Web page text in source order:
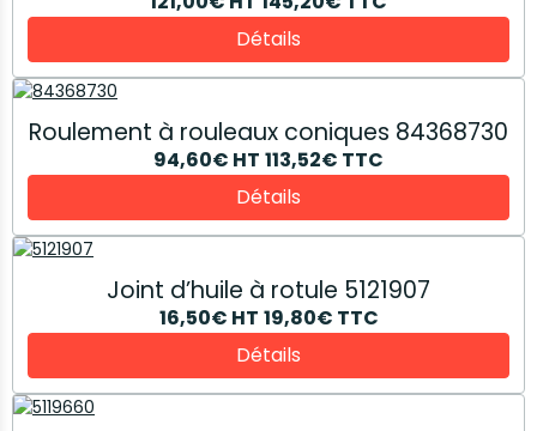
Détails
Roulement à rouleaux coniques 84368730
94,60€ HT 113,52€ TTC
Détails
Joint d’huile à rotule 5121907
16,50€ HT 19,80€ TTC
Détails